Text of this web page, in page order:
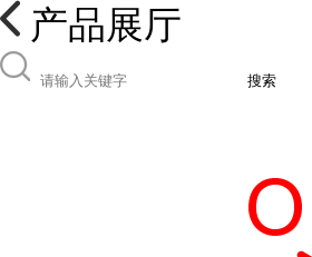
产品展厅
搜索